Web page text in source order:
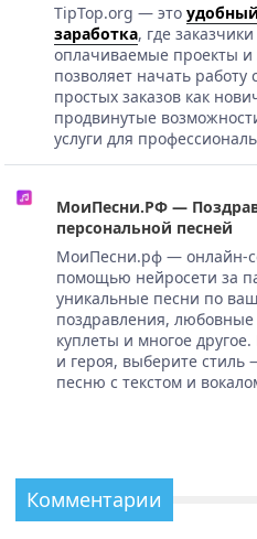
TipTop.org — это
заработка, где
оплачиваемые проекты и
позволяет начать
простых заказов как
продвинутые
услуги для
МоиПесни.РФ —
персональной песней
МоиПесни.рф — онлайн-
помощью нейросети за
уникальные песни по
поздравления,
куплеты и многое
и героя, выберите стиль
песню с текстом и
Комментарии